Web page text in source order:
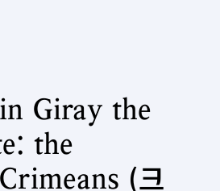
Giray the
the
(크